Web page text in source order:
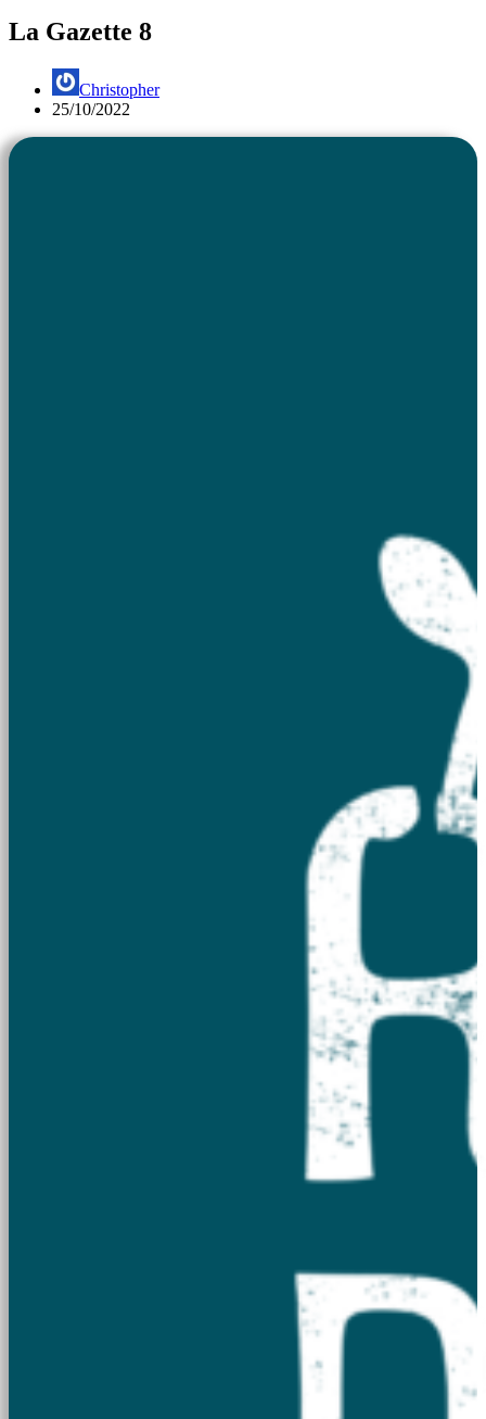
La Gazette 8
Christopher
25/10/2022